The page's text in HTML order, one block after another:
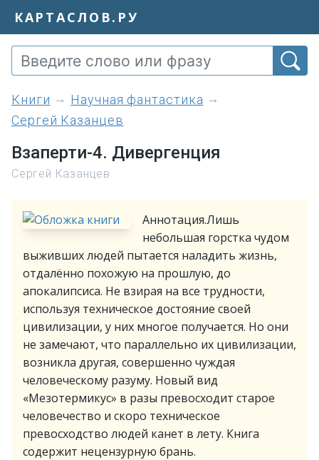
КАРТАСЛОВ.РУ
книги
Научная фантастика
Сергей Казанцев
Взаперти-4. Дивергенция
Сергей Казанцев
Аннотация.Лишь
небольшая горстка чудом
выживших людей пытается наладить жизнь,
отдалённо похожую на прошлую, до
апокалипсиса. Не взирая на все трудности,
используя техническое достояние своей
цивилизации, у них многое получается. Но они
не замечают, что параллельно их цивилизации,
возникла другая, совершенно чуждая
человеческому разуму. Новый вид
«Мезотермикус» в разы превосходит старое
человечество и скоро техническое
превосходство людей канет в лету. Книга
содержит нецензурную брань.